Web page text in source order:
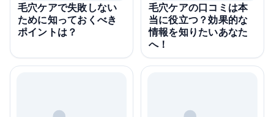
毛穴ケアで失敗しない
ために知っておくべき
ポイントは？
毛穴ケアの口コミは本
当に役立つ？効果的な
情報を知りたいあなた
へ！